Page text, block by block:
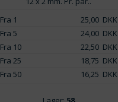
Fra 1
25,00DKK
Fra 5
24,00DKK
Fra 10
22,50DKK
Fra 25
18,75 DKK
Fra 50
16,25 DKK